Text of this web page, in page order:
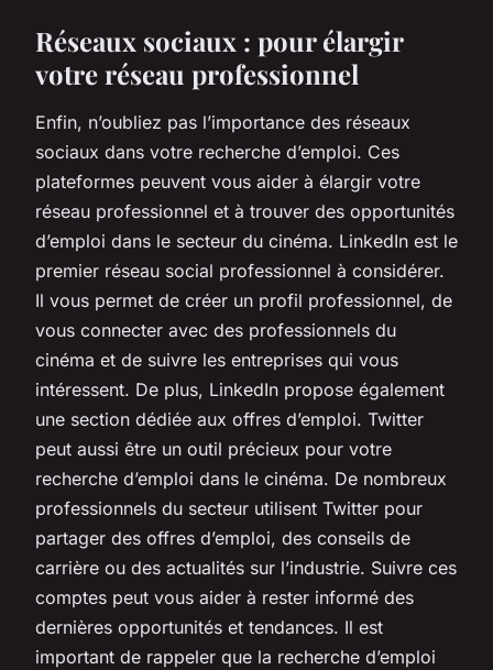
Réseaux sociaux : pour élargir
votre réseau professionnel
Enfin, n’oubliez pas l’importance des réseaux
sociaux dans votre recherche d’emploi. Ces
plateformes peuvent vous aider à élargir votre
réseau professionnel et à trouver des opportunités
d’emploi dans le secteur du cinéma. LinkedIn est le
premier réseau social professionnel à considérer.
Il vous permet de créer un profil professionnel, de
vous connecter avec des professionnels du
cinéma et de suivre les entreprises qui vous
intéressent. De plus, LinkedIn propose également
une section dédiée aux offres d’emploi. Twitter
peut aussi être un outil précieux pour votre
recherche d’emploi dans le cinéma. De nombreux
professionnels du secteur utilisent Twitter pour
partager des offres d’emploi, des conseils de
carrière ou des actualités sur l’industrie. Suivre ces
comptes peut vous aider à rester informé des
dernières opportunités et tendances. Il est
important de rappeler que la recherche d’emploi